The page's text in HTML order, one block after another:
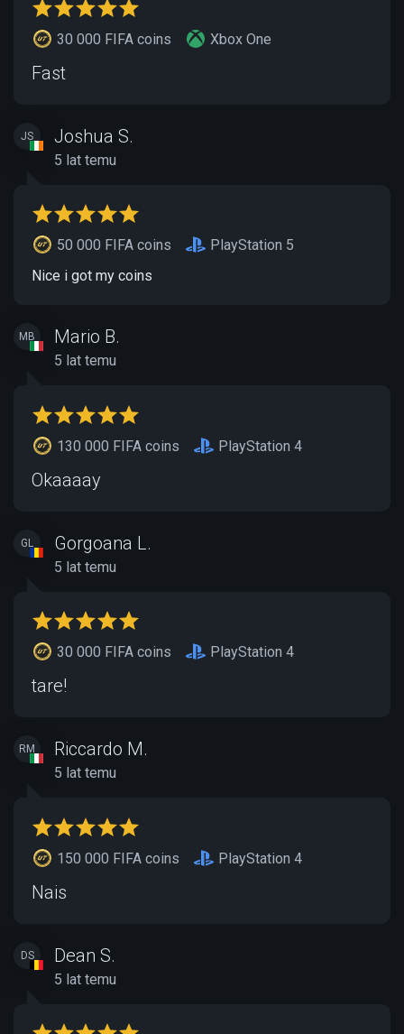
30 000 FIFA coins Xbox One
Fast
JS Joshua S.
5 lat temu
50 000 FIFA coins
PlayStation 5
Nice i got my coins
MB Mario B.
5 lat temu
130 000 FIFA coins PlayStation 4
Okaaaay
GL Gorgoana L.
5 lat temu
30 000 FIFA coins PlayStation 4
tare!
RM Riccardo M.
5 lat temu
150 000 FIFA coins PlayStation 4
Nais
DS Dean S.
5 lat temu